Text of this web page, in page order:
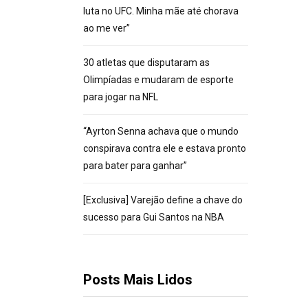
luta no UFC. Minha mãe até chorava
ao me ver”
30 atletas que disputaram as
Olimpíadas e mudaram de esporte
para jogar na NFL
“Ayrton Senna achava que o mundo
conspirava contra ele e estava pronto
para bater para ganhar”
[Exclusiva] Varejão define a chave do
sucesso para Gui Santos na NBA
Posts Mais Lidos